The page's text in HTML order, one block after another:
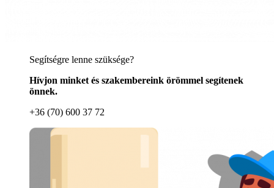
Segítségre lenne szüksége?
Hívjon minket és szakembereink örömmel segítenek
önnek.
+36 (70) 600 37 72